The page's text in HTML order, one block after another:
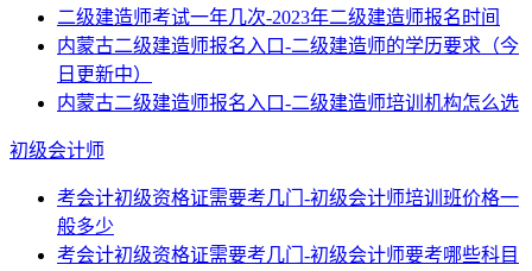
二级建造师考试一年几次-2023年二级建造师报名时间
内蒙古二级建造师报名入口-二级建造师的学历要求（今
日更新中）
内蒙古二级建造师报名入口-二级建造师培训机构怎么选
初级会计师
考会计初级资格证需要考几门-初级会计师培训班价格一
般多少
考会计初级资格证需要考几门-初级会计师要考哪些科目